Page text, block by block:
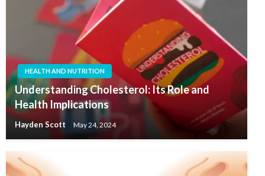
HEALTH AND NUTRITION
Understanding Cholesterol: Its Role and
Health Implications
Hayden Scott May 24, 2024